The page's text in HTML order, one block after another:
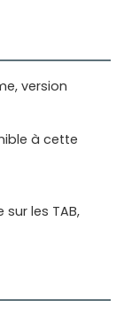
version
à cette
sur les TAB,